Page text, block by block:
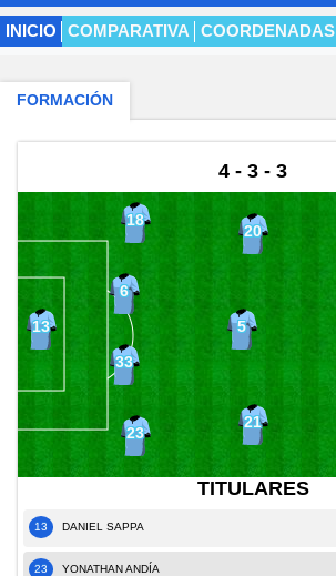
INICIO COORDENADAS
COMPARATIVA
FORMACIÓN
4 - 3 - 3
13
18
6
33
23
20
5
21
TITULARES
13 DANIEL SAPPA
23 YONATHAN ANDÍA